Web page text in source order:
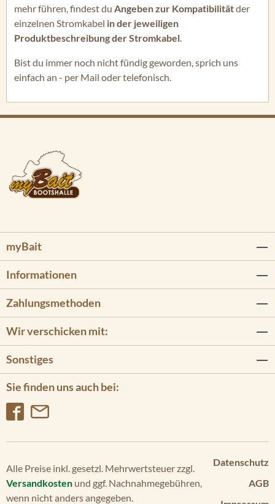
mehr führen, findest du Angeben zur Kompatibilitätder
einzelnen Stromkabel in der jeweiligen
Produktbeschreibung der Stromkabel.
Bist du immer noch nicht fündig geworden, sprich uns
einfach an - per Mail oder telefonisch.
myBait
Informationen
Sie finden uns auch bei:
Zahlungsmethoden
Wir verschicken mit:
Sonstiges
Datenschutz
AGB
Alle Preise inkl. gesetzl. Mehrwertsteuer zzgl.
Versandkosten und ggf. Nachnahmegebühren,
wenn nicht anders angegeben.